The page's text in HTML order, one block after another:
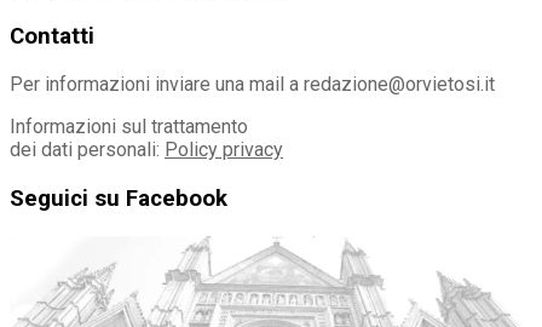
Contatti
Per informazioni inviare una mail a redazione@orvietosi.it
Informazioni sul trattamento
dei dati personali: Policy privacy
Seguici su Facebook